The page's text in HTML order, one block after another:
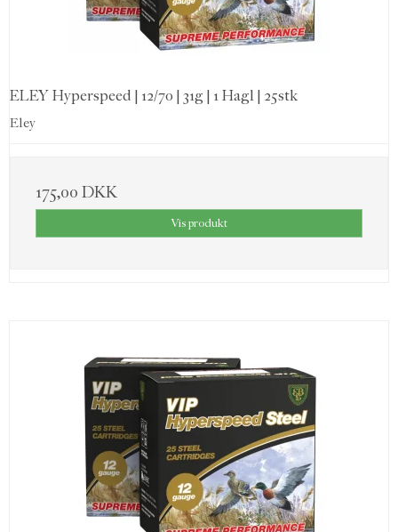
ELEY Hyperspeed | 12/70 | 31g | 1 Hagl | 25stk
Eley
175,00 DKK
Vis produkt